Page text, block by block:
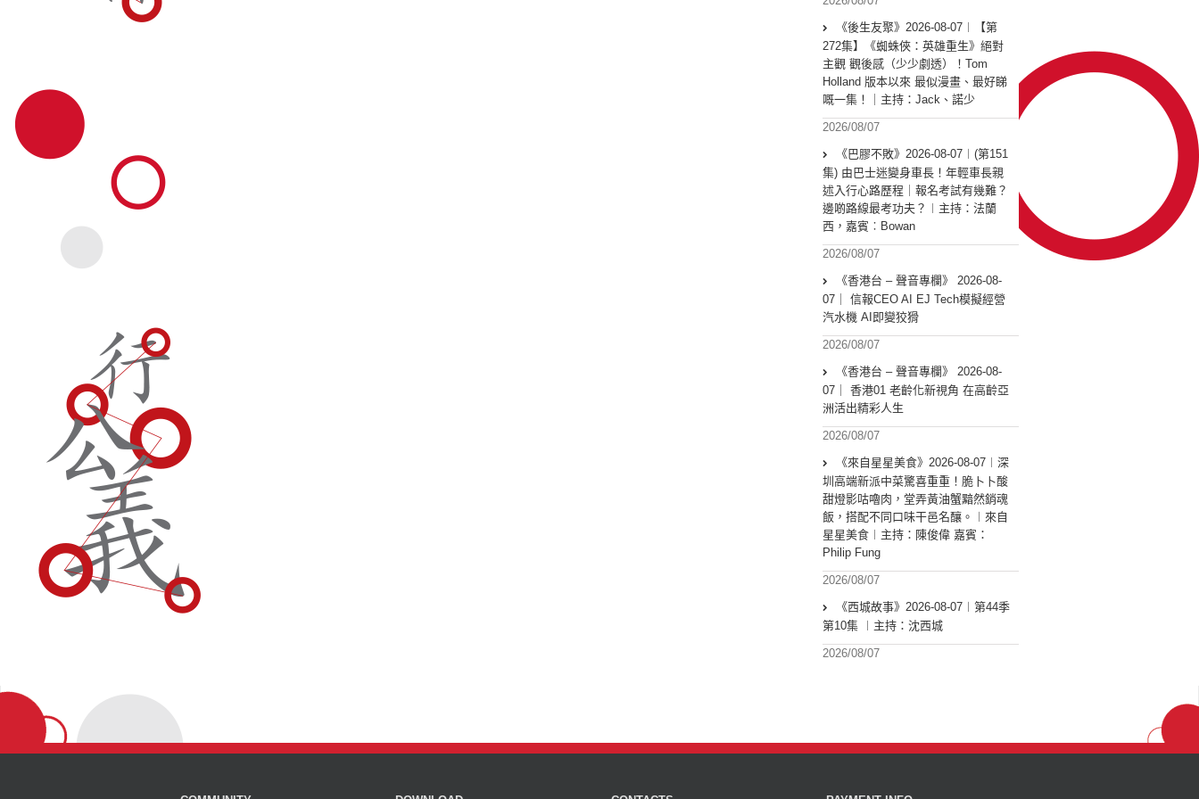
《後生友聚》2026-08-07︱【第
272集】《蜘蛛俠：英雄重生》絕對
主觀 觀後感（少少劇透）！Tom
Holland 版本以來 最似漫畫、最好睇
嘅一集！｜主持：Jack、諾少
2026/08/07
《巴膠不敗》2026-08-07︱(第151
集) 由巴士迷變身車長！年輕車長親
述入行心路歷程｜報名考試有幾難？
邊啲路線最考功夫？︱主持：法蘭
西，嘉賓︰Bowan
2026/08/07
《香港台 – 聲音專欄》 2026-08-
07｜ 信報CEO AI EJ Tech模擬經營
汽水機 AI即變狡猾
2026/08/07
《香港台 – 聲音專欄》 2026-08-
07｜ 香港01 老齡化新視角 在高齡亞
洲活出精彩人生
2026/08/07
《來自星星美食》2026-08-07︱深
圳高端新派中菜驚喜重重！脆卜卜酸
甜燈影咕嚕肉，堂弄黃油蟹黯然銷魂
飯，搭配不同口味干邑名釀。︱來自
星星美食︱主持：陳俊偉 嘉賓：
Philip Fung
2026/08/07
《西城故事》2026-08-07︱第44季
第10集 ︱主持：沈西城
2026/08/07